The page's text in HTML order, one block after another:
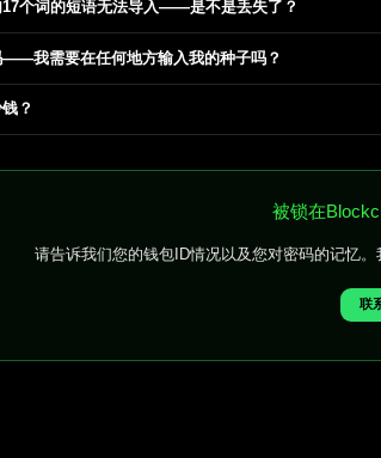
17个词的短语无法导入——是不是丢失了？
——我需要在任何地方输入我的种子吗？
？
被锁在
请告诉我们您的钱包ID情况以及您对密码的记忆
联